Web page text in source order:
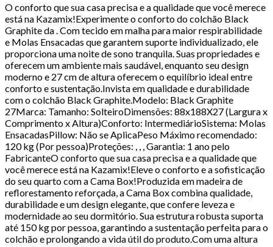
O conforto que sua casa precisa e a qualidade que você merece
está na Kazamix!Experimente o conforto do colchão Black
Graphite da . Com tecido em malha para maior respirabilidade
e Molas Ensacadas que garantem suporte individualizado, ele
proporciona uma noite de sono tranquila. Suas propriedades e
oferecem um ambiente mais saudável, enquanto seu design
moderno e 27 cm de altura oferecem o equilíbrio ideal entre
conforto e sustentação.Invista em qualidade e durabilidade
com o colchão Black Graphite.Modelo: Black Graphite
27Marca: Tamanho: SolteiroDimensões: 88x188X27 (Largura x
Comprimento x Altura)Conforto: IntermediárioSistema: Molas
EnsacadasPillow: Não se AplicaPeso Máximo recomendado:
120 kg (Por pessoa)Proteções: , , , Garantia: 1 ano pelo
FabricanteO conforto que sua casa precisa e a qualidade que
você merece está na Kazamix!Eleve o conforto e a sofisticação
do seu quarto com a Cama Box!Produzida em madeira de
reflorestamento reforçada, a Cama Box combina qualidade,
durabilidade e um design elegante, que confere leveza e
modernidade ao seu dormitório. Sua estrutura robusta suporta
até 150 kg por pessoa, garantindo a sustentação perfeita para o
colchão e prolongando a vida útil do produto.Com uma altura